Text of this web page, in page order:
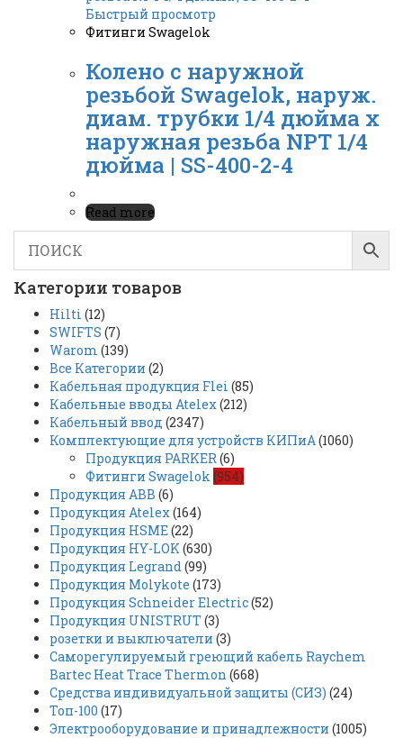
Быстрый просмотр
Фитинги Swagelok
Колено с наружной
резьбой Swagelok, наруж.
диам. трубки 1/4 дюйма x
наружная резьба NPT 1/4
дюйма | SS-400-2-4
Read more
Категории товаров
Hilti (12)
SWIFTS (7)
Warom (139)
Все Категории (2)
Кабельная продукция Flei (85)
Кабельные вводы Atelex (212)
Кабельный ввод (2347)
Комплектующие для устройств КИПиА (1060)
Продукция PARKER (6)
Фитинги Swagelok (954)
Продукция ABB (6)
Продукция Atelex (164)
Продукция HSME(22)
Продукция HY-LOK (630)
Продукция Legrand (99)
Продукция Molykote (173)
Продукция Schneider Electric(52)
Продукция UNISTRUT (3)
розетки и выключатели (3)
Саморегулируемый греющий кабель Raychem
Bartec Heat Trace Thermon (668)
Средства индивидуальной защиты (СИЗ) (24)
Топ-100 (17)
Электрооборудование и принадлежности (1005)